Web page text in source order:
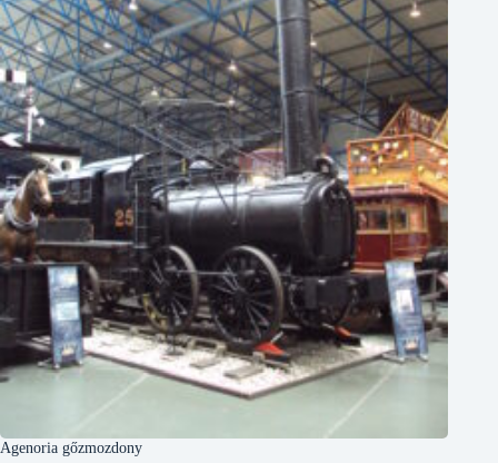
Agenoria gőzmozdony